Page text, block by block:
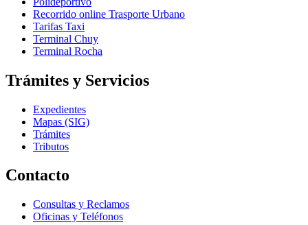
Recorrido online Trasporte Urbano
Tarifas Taxi
Terminal Chuy
Terminal Rocha
Trámites y Servicios
Expedientes
Mapas (SIG)
Trámites
Tributos
Contacto
Consultas y Reclamos
Oficinas y Teléfonos